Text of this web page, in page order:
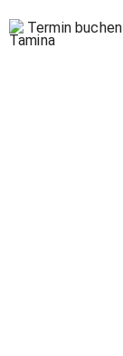
Termin buchen